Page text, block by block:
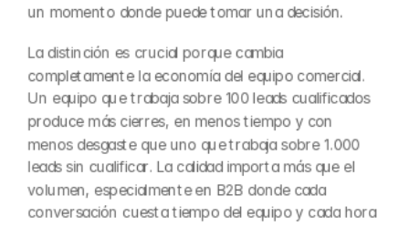
un momento donde puede tomar una decisión.
La distinción es crucial porque cambia
completamente la economía del equipo comercial.
Un equipo que trabaja sobre 100 leads cualificados
produce más cierres, en menos tiempo y con
menos desgaste que uno que trabaja sobre 1.000
leads sin cualificar. La calidad importa más que el
volumen, especialmente en B2B donde cada
conversación cuesta tiempo del equipo y cada hora